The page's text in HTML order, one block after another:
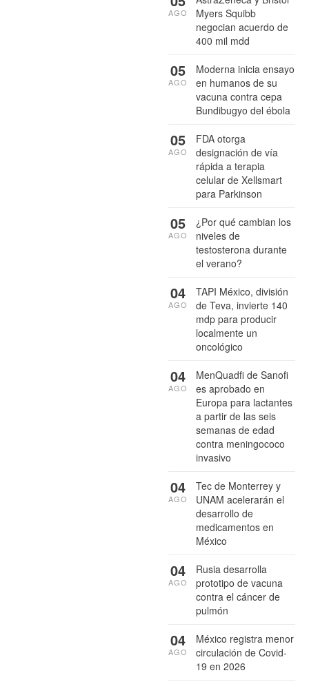
Myers Squibb
negocian acuerdo de
400 mil mdd
AGO
Moderna inicia ensayo
en humanos de su
vacuna contra cepa
Bundibugyo del ébola
05
AGO
FDA otorga
designación de vía
rápida a terapia
celular de Xellsmart
para Parkinson
05
AGO
¿Por qué cambian los
niveles de
testosterona durante
el verano?
05
AGO
TAPI México, división
de Teva, invierte 140
mdp para producir
localmente un
oncológico
04
AGO
MenQuadfi de Sanofi
es aprobado en
Europa para lactantes
a partir de las seis
semanas de edad
contra meningococo
invasivo
04
AGO
Tec de Monterrey y
UNAM acelerarán el
desarrollo de
medicamentos en
México
04
AGO
Rusia desarrolla
prototipo de vacuna
contra el cáncer de
pulmón
04
AGO
México registra menor
circulación de Covid-
19 en 2026
04
AGO